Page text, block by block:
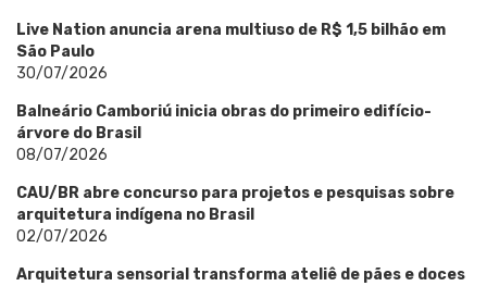
Live Nation anuncia arena multiuso de R$ 1,5 bilhão em
São Paulo
30/07/2026
Balneário Camboriú inicia obras do primeiro edifício-
árvore do Brasil
08/07/2026
CAU/BR abre concurso para projetos e pesquisas sobre
arquitetura indígena no Brasil
02/07/2026
Arquitetura sensorial transforma ateliê de pães e doces